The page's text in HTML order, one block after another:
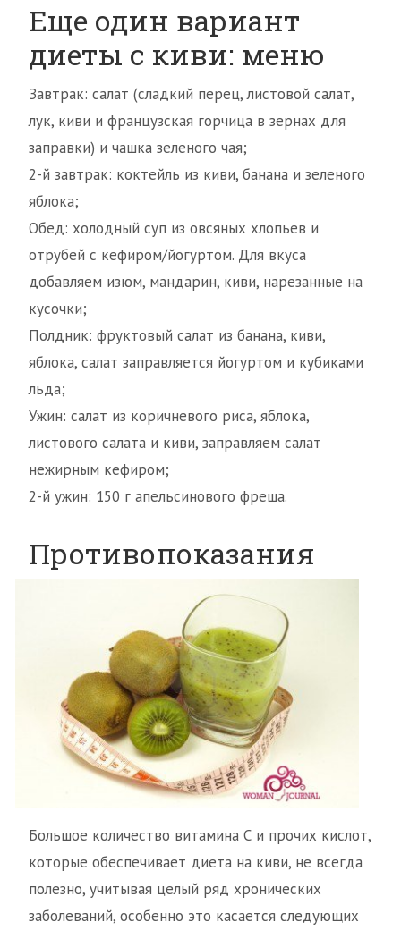
Еще один вариант
диеты с киви: меню
Завтрак: салат (сладкий перец, листовой салат,
лук, киви и французская горчица в зернах для
заправки) и чашка зеленого чая;
2-й завтрак: коктейль из киви, банана и зеленого
яблока;
Обед: холодный суп из овсяных хлопьев и
отрубей с кефиром/йогуртом. Для вкуса
добавляем изюм, мандарин, киви, нарезанные на
кусочки;
Полдник: фруктовый салат из банана, киви,
яблока, салат заправляется йогуртом и кубиками
льда;
Ужин: салат из коричневого риса, яблока,
листового салата и киви, заправляем салат
нежирным кефиром;
2-й ужин: 150 г апельсинового фреша.
Противопоказания
Большое количество витамина С и прочих кислот,
которые обеспечивает диета на киви, не всегда
полезно, учитывая целый ряд хронических
заболеваний, особенно это касается следующих